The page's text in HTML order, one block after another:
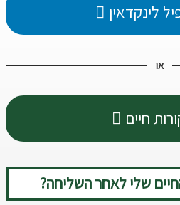
לינקדאין
או
חיים
שלי לאחר השליחה?